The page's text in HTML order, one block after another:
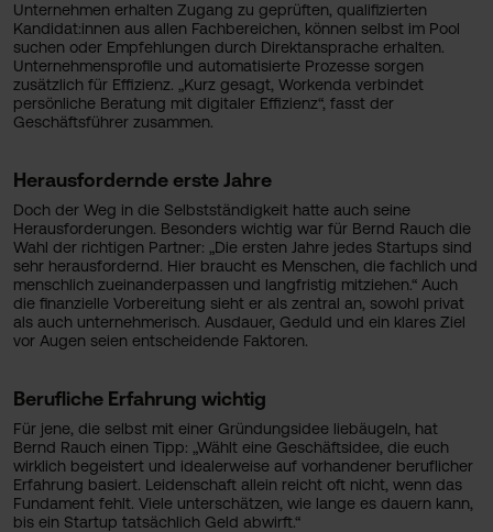
Unternehmen erhalten Zugang zu geprüften, qualifizierten
Kandidat:innen aus allen Fachbereichen, können selbst im Pool
suchen oder Empfehlungen durch Direktansprache erhalten.
Unternehmensprofile und automatisierte Prozesse sorgen
zusätzlich für Effizienz. „Kurz gesagt, Workenda verbindet
persönliche Beratung mit digitaler Effizienz“, fasst der
Geschäftsführer zusammen.
Herausfordernde erste Jahre
Doch der Weg in die Selbstständigkeit hatte auch seine
Herausforderungen. Besonders wichtig war für Bernd Rauch die
Wahl der richtigen Partner: „Die ersten Jahre jedes Startups sind
sehr herausfordernd. Hier braucht es Menschen, die fachlich und
menschlich zueinanderpassen und langfristig mitziehen.“ Auch
die finanzielle Vorbereitung sieht er als zentral an, sowohl privat
als auch unternehmerisch. Ausdauer, Geduld und ein klares Ziel
vor Augen seien entscheidende Faktoren.
Berufliche Erfahrung wichtig
Für jene, die selbst mit einer Gründungsidee liebäugeln, hat
Bernd Rauch einen Tipp: „Wählt eine Geschäftsidee, die euch
wirklich begeistert und idealerweise auf vorhandener beruflicher
Erfahrung basiert. Leidenschaft allein reicht oft nicht, wenn das
Fundament fehlt. Viele unterschätzen, wie lange es dauern kann,
bis ein Startup tatsächlich Geld abwirft.“